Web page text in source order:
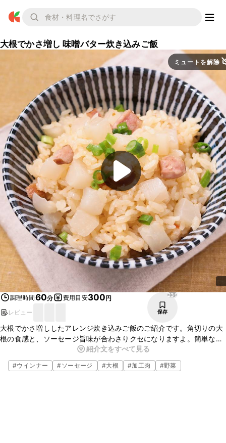
大根でかさ増し 味噌バター炊き込みご飯
ミュートを解除
調理時間60分 費用目安300円
レビュー
239
保存
大根でかさ増ししたアレンジ炊き込みご飯のご紹介です。角切りの大
根の食感と、ソーセージ旨味が合わさりクセになりますよ。簡単な材
料で手軽に作れますし、味噌バターの風味がとてもいいです。是非一
度、お試しください。
紹介文をすべて見る
#ウインナー #ソーセージ #大根 #加工肉 #野菜